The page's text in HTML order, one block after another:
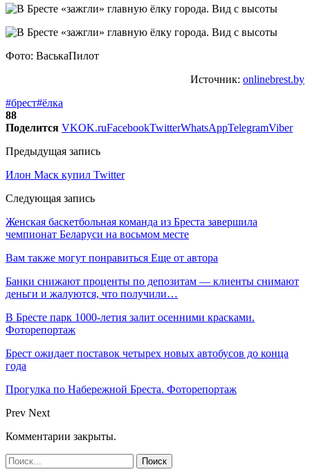
Фото: ВаськаПилот
Источник: onlinebrest.by
#брест#ёлка
88
Поделится VKOK.ruFacebookTwitterWhatsAppTelegramViber
Предыдущая запись
Илон Маск купил Twitter
Следующая запись
Женская баскетбольная команда из Бреста завершила
чемпионат Беларуси на восьмом месте
Вам также могут понравиться Еще от автора
Банки снижают проценты по депозитам — клиенты снимают
деньги и жалуются, что получили…
В Бресте парк 1000-летия залит осенними красками.
Фоторепортаж
Брест ожидает поставок четырех новых автобусов до конца
года
Прогулка по Набережной Бреста. Фоторепортаж
Prev Next
Комментарии закрыты.